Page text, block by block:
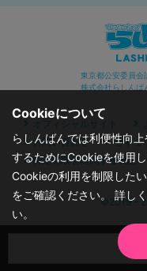
東京都公安委員
株式会社らしんば
オフィシャルサイト
お問い合わせ
セキュ
特定商取引に関する表記
©2019 -
Cookieについて
らしんばんでは利便性向
するためにCookieを使用し
Cookieの利用を制限した
をご確認ください。 詳し
い。